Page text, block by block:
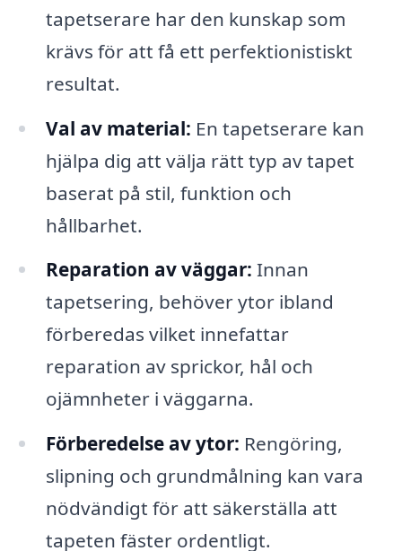
tapetserare har den kunskap som
krävs för att få ett perfektionistiskt
resultat.
Val av material: En tapetserare kan
hjälpa dig att välja rätt typ av tapet
baserat på stil, funktion och
hållbarhet.
Reparation av väggar: Innan
tapetsering, behöver ytor ibland
förberedas vilket innefattar
reparation av sprickor, hål och
ojämnheter i väggarna.
Förberedelse av ytor: Rengöring,
slipning och grundmålning kan vara
nödvändigt för att säkerställa att
tapeten fäster ordentligt.